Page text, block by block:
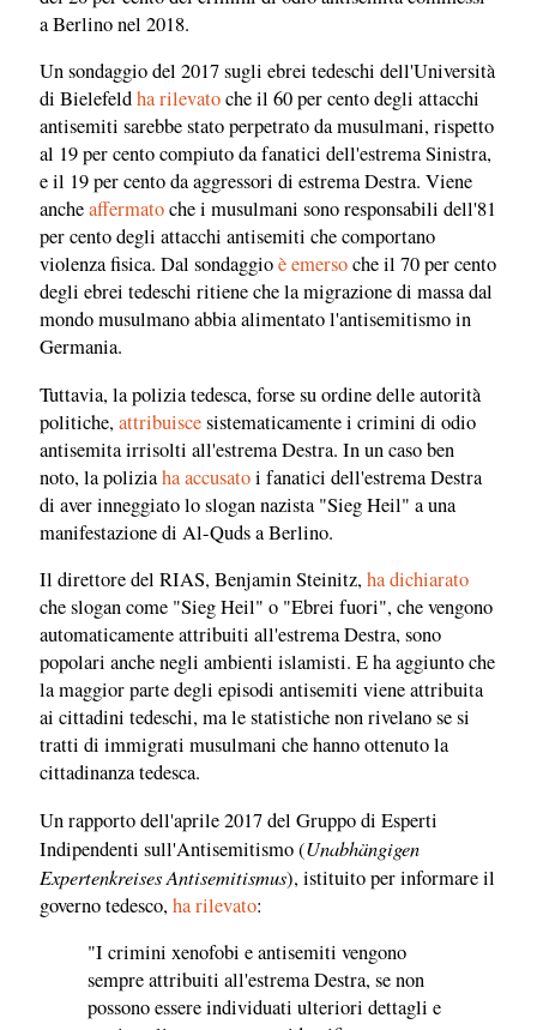
a Berlino nel 2018.
Un sondaggio del 2017 sugli ebrei tedeschi dell'Università
di Bielefeldha rilevatoche il 60 per cento degli attacchi
antisemiti sarebbe stato perpetrato da musulmani, rispetto
al 19 per cento compiuto da fanatici dell'estrema Sinistra,
e il 19 per cento da aggressori di estrema Destra. Viene
ancheaffermatoche i musulmani sono responsabili dell'81
per cento degli attacchi antisemiti che comportano
violenza fisica. Dal sondaggioè emersoche il 70 per cento
degli ebrei tedeschi ritiene che la migrazione di massa dal
mondo musulmano abbia alimentato l'antisemitismo in
Germania.
Tuttavia, la polizia tedesca, forse su ordine delle autorità
politiche,attribuiscesistematicamente i crimini di odio
antisemita irrisolti all'estrema Destra. In un caso ben
noto, la poliziaha accusatoi fanatici dell'estrema Destra
di aver inneggiato lo slogan nazista "Sieg Heil" a una
manifestazione di Al-Quds a Berlino.
Il direttore del RIAS, Benjamin Steinitz,ha dichiarato
che slogan come "Sieg Heil" o "Ebrei fuori", che vengono
automaticamente attribuiti all'estrema Destra, sono
popolari anche negli ambienti islamisti. E ha aggiunto che
la maggior parte degli episodi antisemiti viene attribuita
ai cittadini tedeschi, ma le statistiche non rivelano se si
tratti di immigrati musulmani che hanno ottenuto la
cittadinanza tedesca.
Un rapporto dell'aprile 2017 del Gruppo di Esperti
Indipendenti sull'Antisemitismo (Unabhängigen
Expertenkreises Antisemitismus), istituito per informare il
governo tedesco,ha rilevato:
"I crimini xenofobi e antisemiti vengono
sempre attribuiti all'estrema Destra, se non
possono essere individuati ulteriori dettagli e